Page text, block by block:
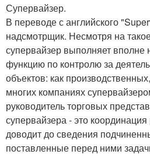
Супервайзер.
В переводе с английского
надсмотрщик. Несмотря на
супервайзер выполняет
функцию по контролю за
объектов: как
многих компаниях
руководитель торговых
супервайзера - это
доводит до сведения
поставленные перед ними